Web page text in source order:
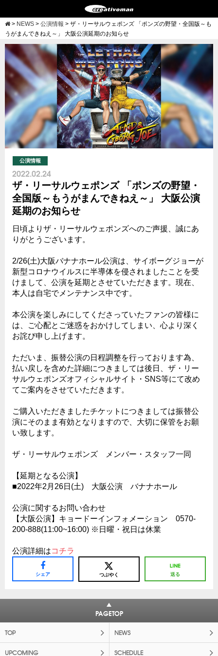
> NEWS > 公演情報 > ザ・リーサルウェポンズ 「ポンズの野望・全国版～も
うがまんできねえ～」 大阪公演延期のお知らせ
公演情報
2022.02.24
ザ・リーサルウェポンズ 「ポンズの野望・
全国版～もうがまんできねえ～」 大阪公演
延期のお知らせ
日頃よりザ・リーサルウェポンズへのご声援、誠にあ
りがとうございます。
2/26(土)大阪バナナホール公演は、サイボーグジョーが
新型コロナウイルスに半導体を侵されましたことを受
けまして、公演を延期とさせていただきます。現在、
本人は自宅でメンテナンス中です。
本公演を楽しみにしてくださっていたファンの皆様に
は、ご心配とご迷惑をおかけしてしまい、心より深く
お詫び申し上げます。
ただいま、振替公演の日程調整を行っております為、
払い戻しを含めた詳細につきましては後日、ザ・リー
サルウェポンズオフィシャルサイト・SNS等にて改め
てご案内をさせていただきます。
ご購入いただきましたチケットにつきましては振替公
演にそのまま有効となりますので、大切に保管をお願
い致します。
ザ・リーサルウェポンズ メンバー・スタッフ一同
【延期となる公演】
■2022年2月26日(土) 大阪公演 バナナホール
公演に関するお問い合わせ
【大阪公演】キョードーインフォメーション 0570-
200-888(11:00~16:00) ※日曜・祝日は休業
公演詳細はコチラ
シェア つぶやく 送る
PAGETOP
TOP NEWS
UPCOMING SCHEDULE